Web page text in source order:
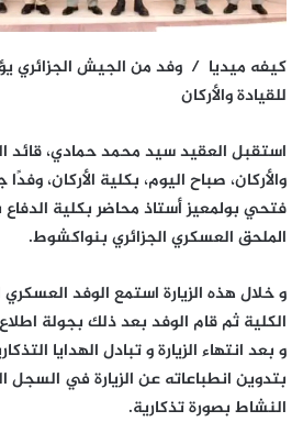
كيفه ميديا / وفد من الجيش الجزائري
للقيادة والأركان
استقبل العقيد سيد محمد حمادي، قائد
والأركان، صباح اليوم، بكلية الأركان،
فتحي بولمعيز أستاذ محاضر بكلية الدفاع
الملحق العسكري الجزائري بنواكشوط.
و خلال هذه الزيارة استمع الوفد
الكلية ثم قام الوفد بعد ذلك بجولة
و بعد انتهاء الزيارة و تبادل الهدايا
بتدوين انطباعاته عن الزيارة في
النشاط بصورة تذكارية.